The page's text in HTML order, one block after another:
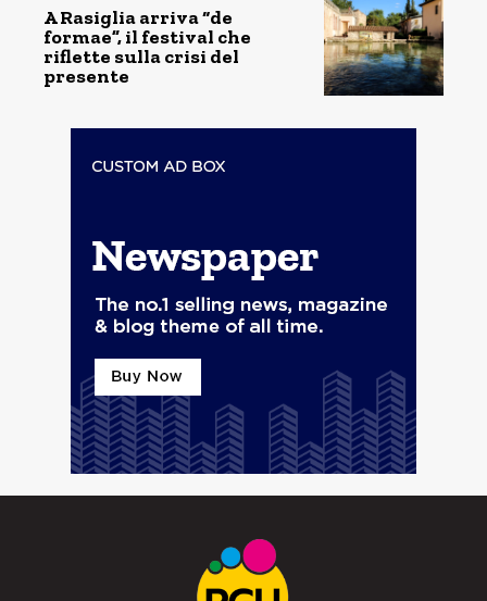
A Rasiglia arriva “de
formae”, il festival che
riflette sulla crisi del
presente